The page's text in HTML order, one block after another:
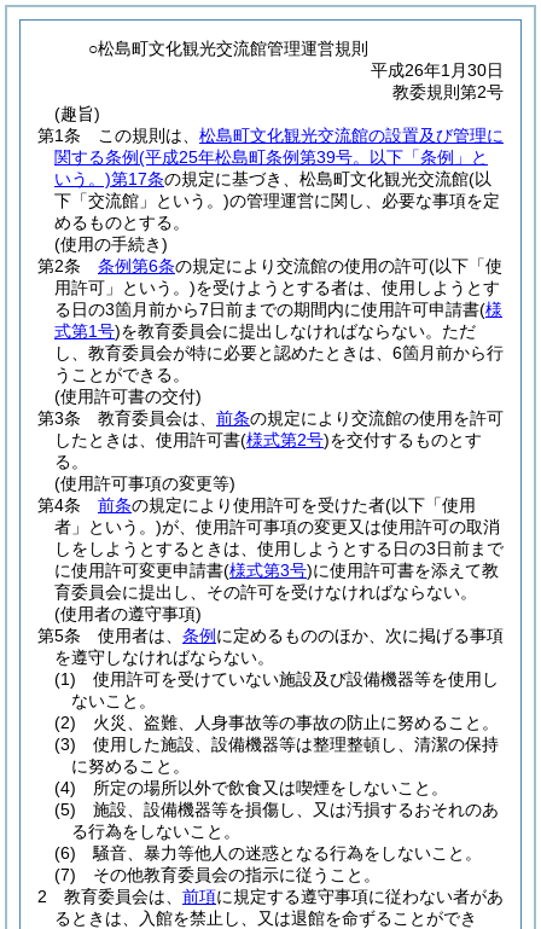
○松島町文化観光交流館管理運営規則
平成26年1月30日
教委規則第2号
(趣旨)
第1条
この規則は、 松島町文化観光交流館の設置及び管理に
関する条例(平成25年松島町条例第39号。以下「条例」と
いう。)第17条の規定に基づき、松島町文化観光交流館(以
下「交流館」という。)の管理運営に関し、必要な事項を定
めるものとする。
(使用の手続き)
第2条
条例第6条の規定により交流館の使用の許可(以下「使
用許可」という。)を受けようとする者は、使用しようとす
る日の3箇月前から7日前までの期間内に使用許可申請書(様
式第1号)を教育委員会に提出しなければならない。 ただ
し、教育委員会が特に必要と認めたときは、6箇月前から行
うことができる。
(使用許可書の交付)
第3条
教育委員会は、 前条の規定により交流館の使用を許可
したときは、使用許可書(様式第2号)を交付するものとす
る。
(使用許可事項の変更等)
第4条
前条の規定により使用許可を受けた者(以下「使用
者」という。)が、使用許可事項の変更又は使用許可の取消
しをしようとするときは、使用しようとする日の3日前まで
に使用許可変更申請書(様式第3号)に使用許可書を添えて教
育委員会に提出し、その許可を受けなければならない。
(使用者の遵守事項)
第5条
使用者は、 条例 に定めるもののほか、次に掲げる事項
を遵守しなければならない。
(1)
使用許可を受けていない施設及び設備機器等を使用し
ないこと。
(2)
火災、盗難、人身事故等の事故の防止に努めること。
(3)
使用した施設、設備機器等は整理整頓し、清潔の保持
に努めること。
(4)
所定の場所以外で飲食又は喫煙をしないこと。
(5)
施設、設備機器等を損傷し、又は汚損するおそれのあ
る行為をしないこと。
(6)
騒音、暴力等他人の迷惑となる行為をしないこと。
(7)
その他教育委員会の指示に従うこと。
2
教育委員会は、 前項に規定する遵守事項に従わない者があ
るときは、入館を禁止し、又は退館を命ずることができ